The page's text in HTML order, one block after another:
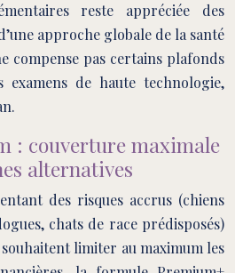
reste appréciée des
approche globale de la santé
compense pas certains plafonds
de haute technologie,
: couverture maximale
alternatives
des risques accrus (chiens
chats de race prédisposés)
limiter au maximum les